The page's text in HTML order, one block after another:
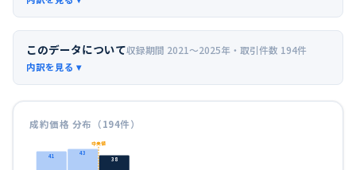
このデータについて収録期間 2021〜2025年 ・取引件数 194件
成約価格 分布（194件）
41
43
38
中央値